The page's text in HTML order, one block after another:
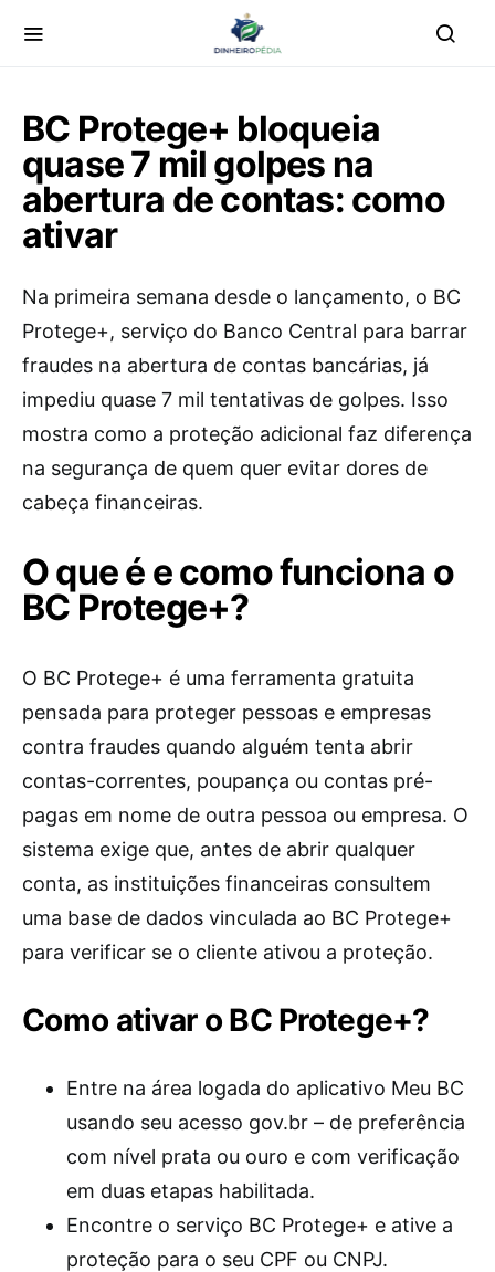
BC Protege+ bloqueia
quase 7 mil golpes na
abertura de contas: como
ativar
Na primeira semana desde o lançamento, o BC
Protege+, serviço do Banco Central para barrar
fraudes na abertura de contas bancárias, já
impediu quase 7 mil tentativas de golpes. Isso
mostra como a proteção adicional faz diferença
na segurança de quem quer evitar dores de
cabeça financeiras.
O que é e como funciona o
BC Protege+?
O BC Protege+ é uma ferramenta gratuita
pensada para proteger pessoas e empresas
contra fraudes quando alguém tenta abrir
contas-correntes, poupança ou contas pré-
pagas em nome de outra pessoa ou empresa. O
sistema exige que, antes de abrir qualquer
conta, as instituições financeiras consultem
uma base de dados vinculada ao BC Protege+
para verificar se o cliente ativou a proteção.
Como ativar o BC Protege+?
Entre na área logada do aplicativo Meu BC
usando seu acesso gov.br – de preferência
com nível prata ou ouro e com verificação
em duas etapas habilitada.
Encontre o serviço BC Protege+ e ative a
proteção para o seu CPF ou CNPJ.